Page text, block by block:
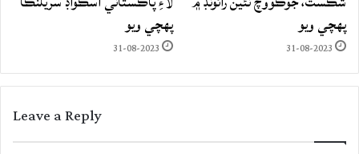
پهچي ويو
31-08-2023
پهچي ويو
31-08-2023
Leave a Reply